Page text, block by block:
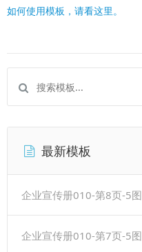
如何使用模板，请看这里。
最新模板
企业宣传册010-第8页-5图
企业宣传册010-第7页-5图